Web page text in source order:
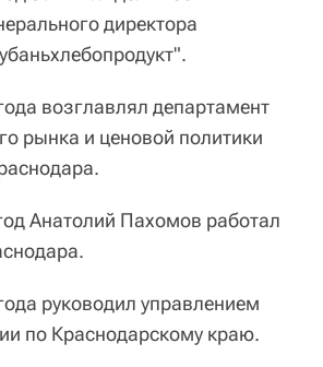
директора
возглавлял департамент
рынка и ценовой политики
Анатолий Пахомов работал
руководил управлением
по Краснодарскому краю.